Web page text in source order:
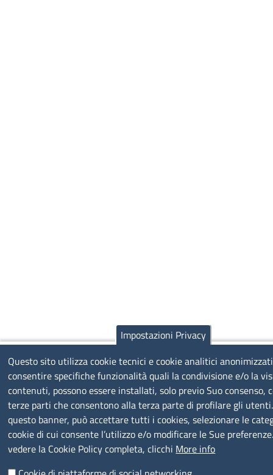
Impostazioni Privacy
Questo sito utilizza cookie tecnici e cookie analitici
consentire specifiche funzionalità quali la condivisione e/o la
contenuti, possono essere installati, solo previo Suo consenso,
terze parti che consentono alla terza parte di profilare gli
questo banner, può accettare tutti i cookies, selezionare le
cookie di cui consente l’utilizzo e/o modificare le Sue
vedere la Cookie Policy completa, clicchi More info